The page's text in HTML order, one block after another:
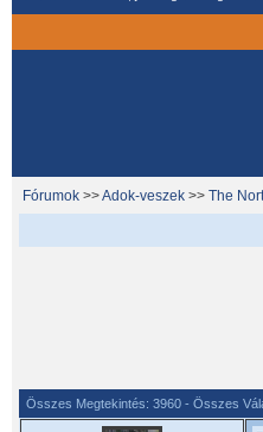
Fórumok >>Adok-veszek >> The
Összes Megtekintés: 3960 - Összes